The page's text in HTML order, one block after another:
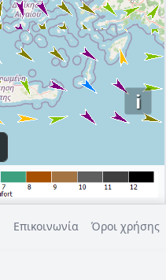
i
Επικοινωνία Όροι χρήσης